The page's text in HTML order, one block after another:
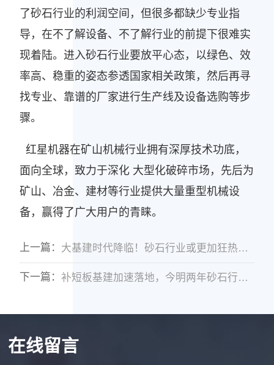
了砂石行业的利润空间，但很多都缺少专业指
导，在不了解设备、不了解行业的前提下很难实
现着陆。进入砂石行业要放平心态，以绿色、效
率高、稳重的姿态参透国家相关政策，然后再寻
找专业、靠谱的厂家进行生产线及设备选购等步
骤。
红星机器在矿山机械行业拥有深厚技术功底，
面向全球，致力于深化 大型化破碎市场，先后为
矿山、冶金、建材等行业提供大量重型机械设
备，赢得了广大用户的青睐。
上一篇： 大基建时代降临！砂石行业或更加狂热与惨烈
下一篇： 补短板基建加速落地，今明两年砂石行业或全面火爆
在线留言
吴先生